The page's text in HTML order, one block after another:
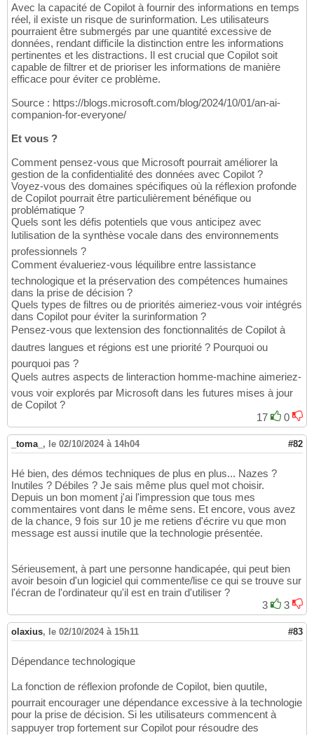
Avec la capacité de Copilot à fournir des informations en temps
réel, il existe un risque de surinformation. Les utilisateurs
pourraient être submergés par une quantité excessive de
données, rendant difficile la distinction entre les informations
pertinentes et les distractions. Il est crucial que Copilot soit
capable de filtrer et de prioriser les informations de manière
efficace pour éviter ce problème.
Source : https://blogs.microsoft.com/blog/2024/10/01/an-ai-
companion-for-everyone/
Et vous ?
Comment pensez-vous que Microsoft pourrait améliorer la
gestion de la confidentialité des données avec Copilot ?
Voyez-vous des domaines spécifiques où la réflexion profonde
de Copilot pourrait être particulièrement bénéfique ou
problématique ?
Quels sont les défis potentiels que vous anticipez avec
lutilisation de la synthèse vocale dans des environnements
professionnels ?
Comment évalueriez-vous léquilibre entre lassistance
technologique et la préservation des compétences humaines
dans la prise de décision ?
Quels types de filtres ou de priorités aimeriez-vous voir intégrés
dans Copilot pour éviter la surinformation ?
Pensez-vous que lextension des fonctionnalités de Copilot à
dautres langues et régions est une priorité ? Pourquoi ou
pourquoi pas ?
Quels autres aspects de linteraction homme-machine aimeriez-
vous voir explorés par Microsoft dans les futures mises à jour
de Copilot ?
17
0
_toma_ , le 02/10/2024 à 14h04 #82
Hé bien, des démos techniques de plus en plus... Nazes ?
Inutiles ? Débiles ? Je sais même plus quel mot choisir.
Depuis un bon moment j'ai l'impression que tous mes
commentaires vont dans le même sens. Et encore, vous avez
de la chance, 9 fois sur 10 je me retiens d'écrire vu que mon
message est aussi inutile que la technologie présentée.
Sérieusement, à part une personne handicapée, qui peut bien
avoir besoin d'un logiciel qui commente/lise ce qui se trouve sur
l'écran de l'ordinateur qu'il est en train d'utiliser ?
3
3
olaxius, le 02/10/2024 à 15h11 #83
Dépendance technologique
La fonction de réflexion profonde de Copilot, bien quutile,
pourrait encourager une dépendance excessive à la technologie
pour la prise de décision. Si les utilisateurs commencent à
sappuyer trop fortement sur Copilot pour résoudre des